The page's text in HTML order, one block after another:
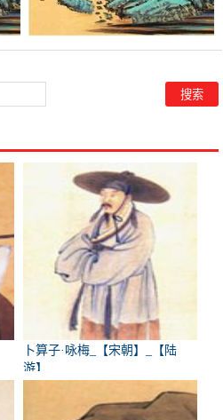
卜算子·咏梅_【宋朝】_【陆
游】